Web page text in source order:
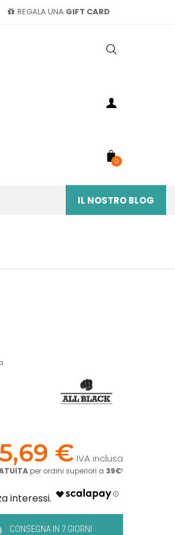
REGALA UNA GIFT CARD
0
IL NOSTRO BLOG
€ IVA inclusa
per ordini superiori a 39€!
CONSEGNA IN 7 GIORNI